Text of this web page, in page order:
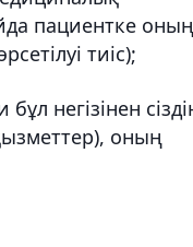
пациентке оның
тиіс);
негізінен
оның